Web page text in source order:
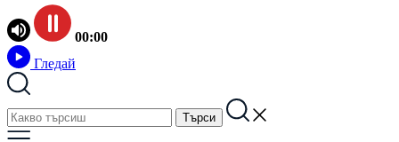
00:00
Гледай